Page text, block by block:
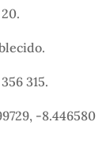
315.
-8.446580